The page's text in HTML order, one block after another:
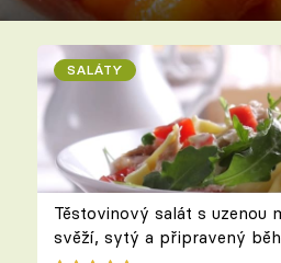
SALÁTY
Těstovinový salát s uzenou
svěží, sytý a připravený